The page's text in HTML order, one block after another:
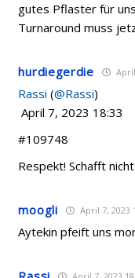
gutes Pflaster für
Turnaround muss
hurdiegerdie
Rassi (@Rassi)
April 7, 2023 18:33
#109748
Respekt! Schafft
moogli April 7, 2023
Aytekin pfeift uns
April 7, 2023